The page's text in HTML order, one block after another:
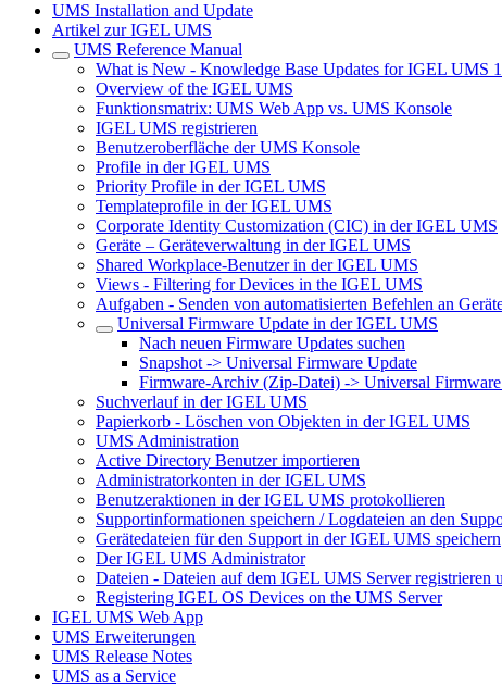
UMS Installation and Update
Artikel zur IGEL UMS
UMS Reference Manual
What is New - Knowledge Base Updates for IGEL UMS
Overview of the IGEL UMS
Funktionsmatrix: UMS Web App vs. UMS Konsole
IGEL UMS registrieren
Benutzeroberfläche der UMS Konsole
Profile in der IGEL UMS
Priority Profile in der IGEL UMS
Templateprofile in der IGEL UMS
Corporate Identity Customization (CIC) in der IGEL UMS
Geräte – Geräteverwaltung in der IGEL UMS
Shared Workplace-Benutzer in der IGEL UMS
Views - Filtering for Devices in the IGEL UMS
Aufgaben - Senden von automatisierten Befehlen an
Universal Firmware Update in der IGEL UMS
Nach neuen Firmware Updates suchen
Snapshot -> Universal Firmware Update
Firmware-Archiv (Zip-Datei) -> Universal
Suchverlauf in der IGEL UMS
Papierkorb - Löschen von Objekten in der IGEL UMS
UMS Administration
Active Directory Benutzer importieren
Administratorkonten in der IGEL UMS
Benutzeraktionen in der IGEL UMS protokollieren
Supportinformationen speichern / Logdateien an den
Gerätedateien für den Support in der IGEL UMS speichern
Der IGEL UMS Administrator
Dateien - Dateien auf dem IGEL UMS Server registrieren
Registering IGEL OS Devices on the UMS Server
IGEL UMS Web App
UMS Erweiterungen
UMS Release Notes
UMS as a Service